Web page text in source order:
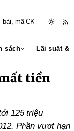
sách Lãi suất &
tiền
125 triệu
Phần vượt hạn